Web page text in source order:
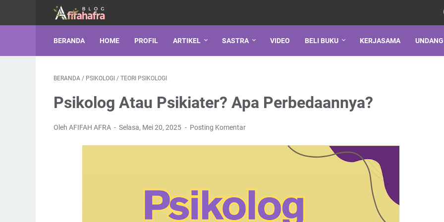
BERANDA HOME PROFIL ARTIKEL SASTRA VIDEO BELI BUKU KERJASAMA
BERANDA / PSIKOLOGI / TEORI PSIKOLOGI
Psikolog Atau Psikiater? Apa Perbedaannya?
Oleh AFIFAH AFRA Selasa, Mei 20, 2025 Posting Komentar